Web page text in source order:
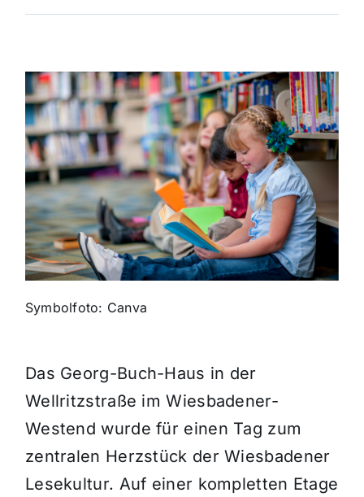
Gewinnspiele
Symbolfoto: Canva
Das Georg-Buch-Haus in der
Wellritzstraße im Wiesbadener-
Westend wurde für einen Tag zum
zentralen Herzstück der Wiesbadener
Lesekultur. Auf einer kompletten Etage